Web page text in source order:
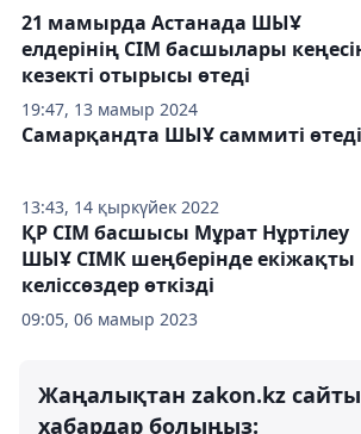
19:47, 13 мамыр 2024
21 мамырда Астанада ШЫҰ
елдерінің СІМ басшылары
кезекті отырысы өтеді
13:43, 14 қыркүйек 2022
Самарқандта ШЫҰ саммиті өтеді
09:05, 06 мамыр 2023
ҚР СІМ басшысы Мұрат Нұртілеу
ШЫҰ СІМК шеңберінде екіжақты
келіссөздер өткізді
Жаңалықтан zakon.kz
хабардар болыңыз: